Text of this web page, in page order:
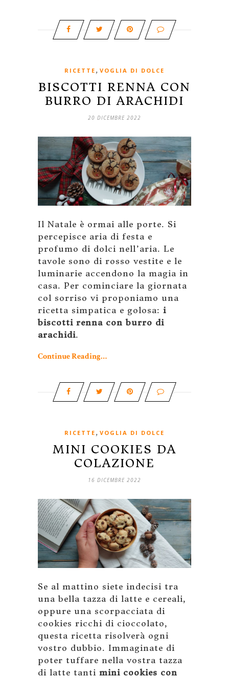
RICETTE , VOGLIA DI DOLCE
BISCOTTI RENNA CON
BURRO DI ARACHIDI
20 DICEMBRE 2022
Il Natale è ormai alle porte. Si
percepisce aria di festa e
profumo di dolci nell’aria. Le
tavole sono di rosso vestite e le
luminarie accendono la magia in
casa. Per cominciare la giornata
col sorriso vi proponiamo una
ricetta simpatica e golosa: i
biscotti renna con burro di
arachidi.
Continue Reading…
RICETTE , VOGLIA DI DOLCE
MINI COOKIES DA
COLAZIONE
16 DICEMBRE 2022
Se al mattino siete indecisi tra
una bella tazza di latte e cereali,
oppure una scorpacciata di
cookies ricchi di cioccolato,
questa ricetta risolverà ogni
vostro dubbio. Immaginate di
poter tuffare nella vostra tazza
di latte tanti mini cookies con